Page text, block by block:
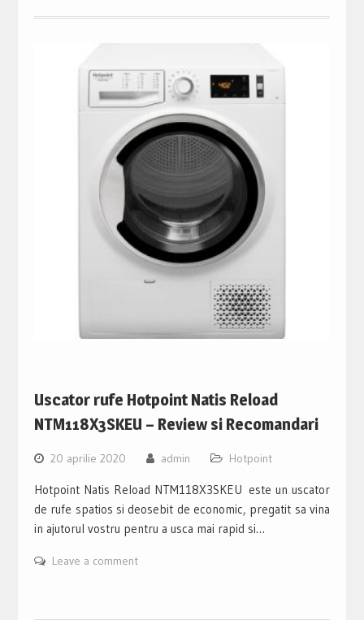
Uscator rufe Hotpoint Natis Reload
NTM118X3SKEU – Review si Recomandari
20 aprilie 2020 admin Hotpoint
Hotpoint Natis Reload NTM118X3SKEU este un uscator
de rufe spatios si deosebit de economic, pregatit sa vina
in ajutorul vostru pentru a usca mai rapid si…
Leave a comment